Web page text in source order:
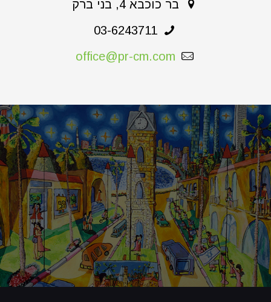
בר כוכבא 4, בני ברק
03-6243711
office@pr-cm.com